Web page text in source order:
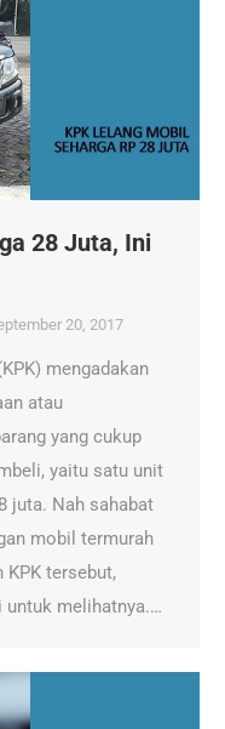
28 Juta, Ini
20, 2017
mengadakan
atau
yang cukup
yaitu satu unit
juta. Nah sahabat
mobil termurah
KPK tersebut,
untuk melihatnya.…